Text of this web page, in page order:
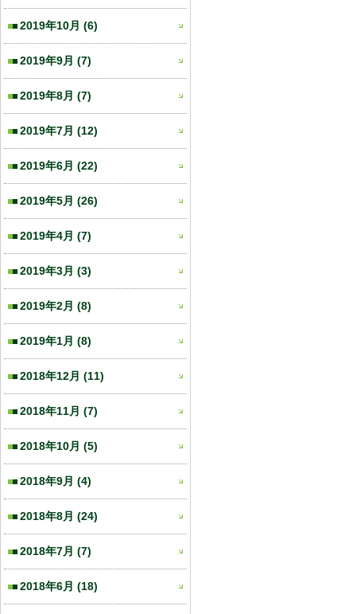
2019年10月 (6)
2019年9月 (7)
2019年8月 (7)
2019年7月 (12)
2019年6月 (22)
2019年5月 (26)
2019年4月 (7)
2019年3月 (3)
2019年2月 (8)
2019年1月 (8)
2018年12月 (11)
2018年11月 (7)
2018年10月 (5)
2018年9月 (4)
2018年8月 (24)
2018年7月 (7)
2018年6月 (18)